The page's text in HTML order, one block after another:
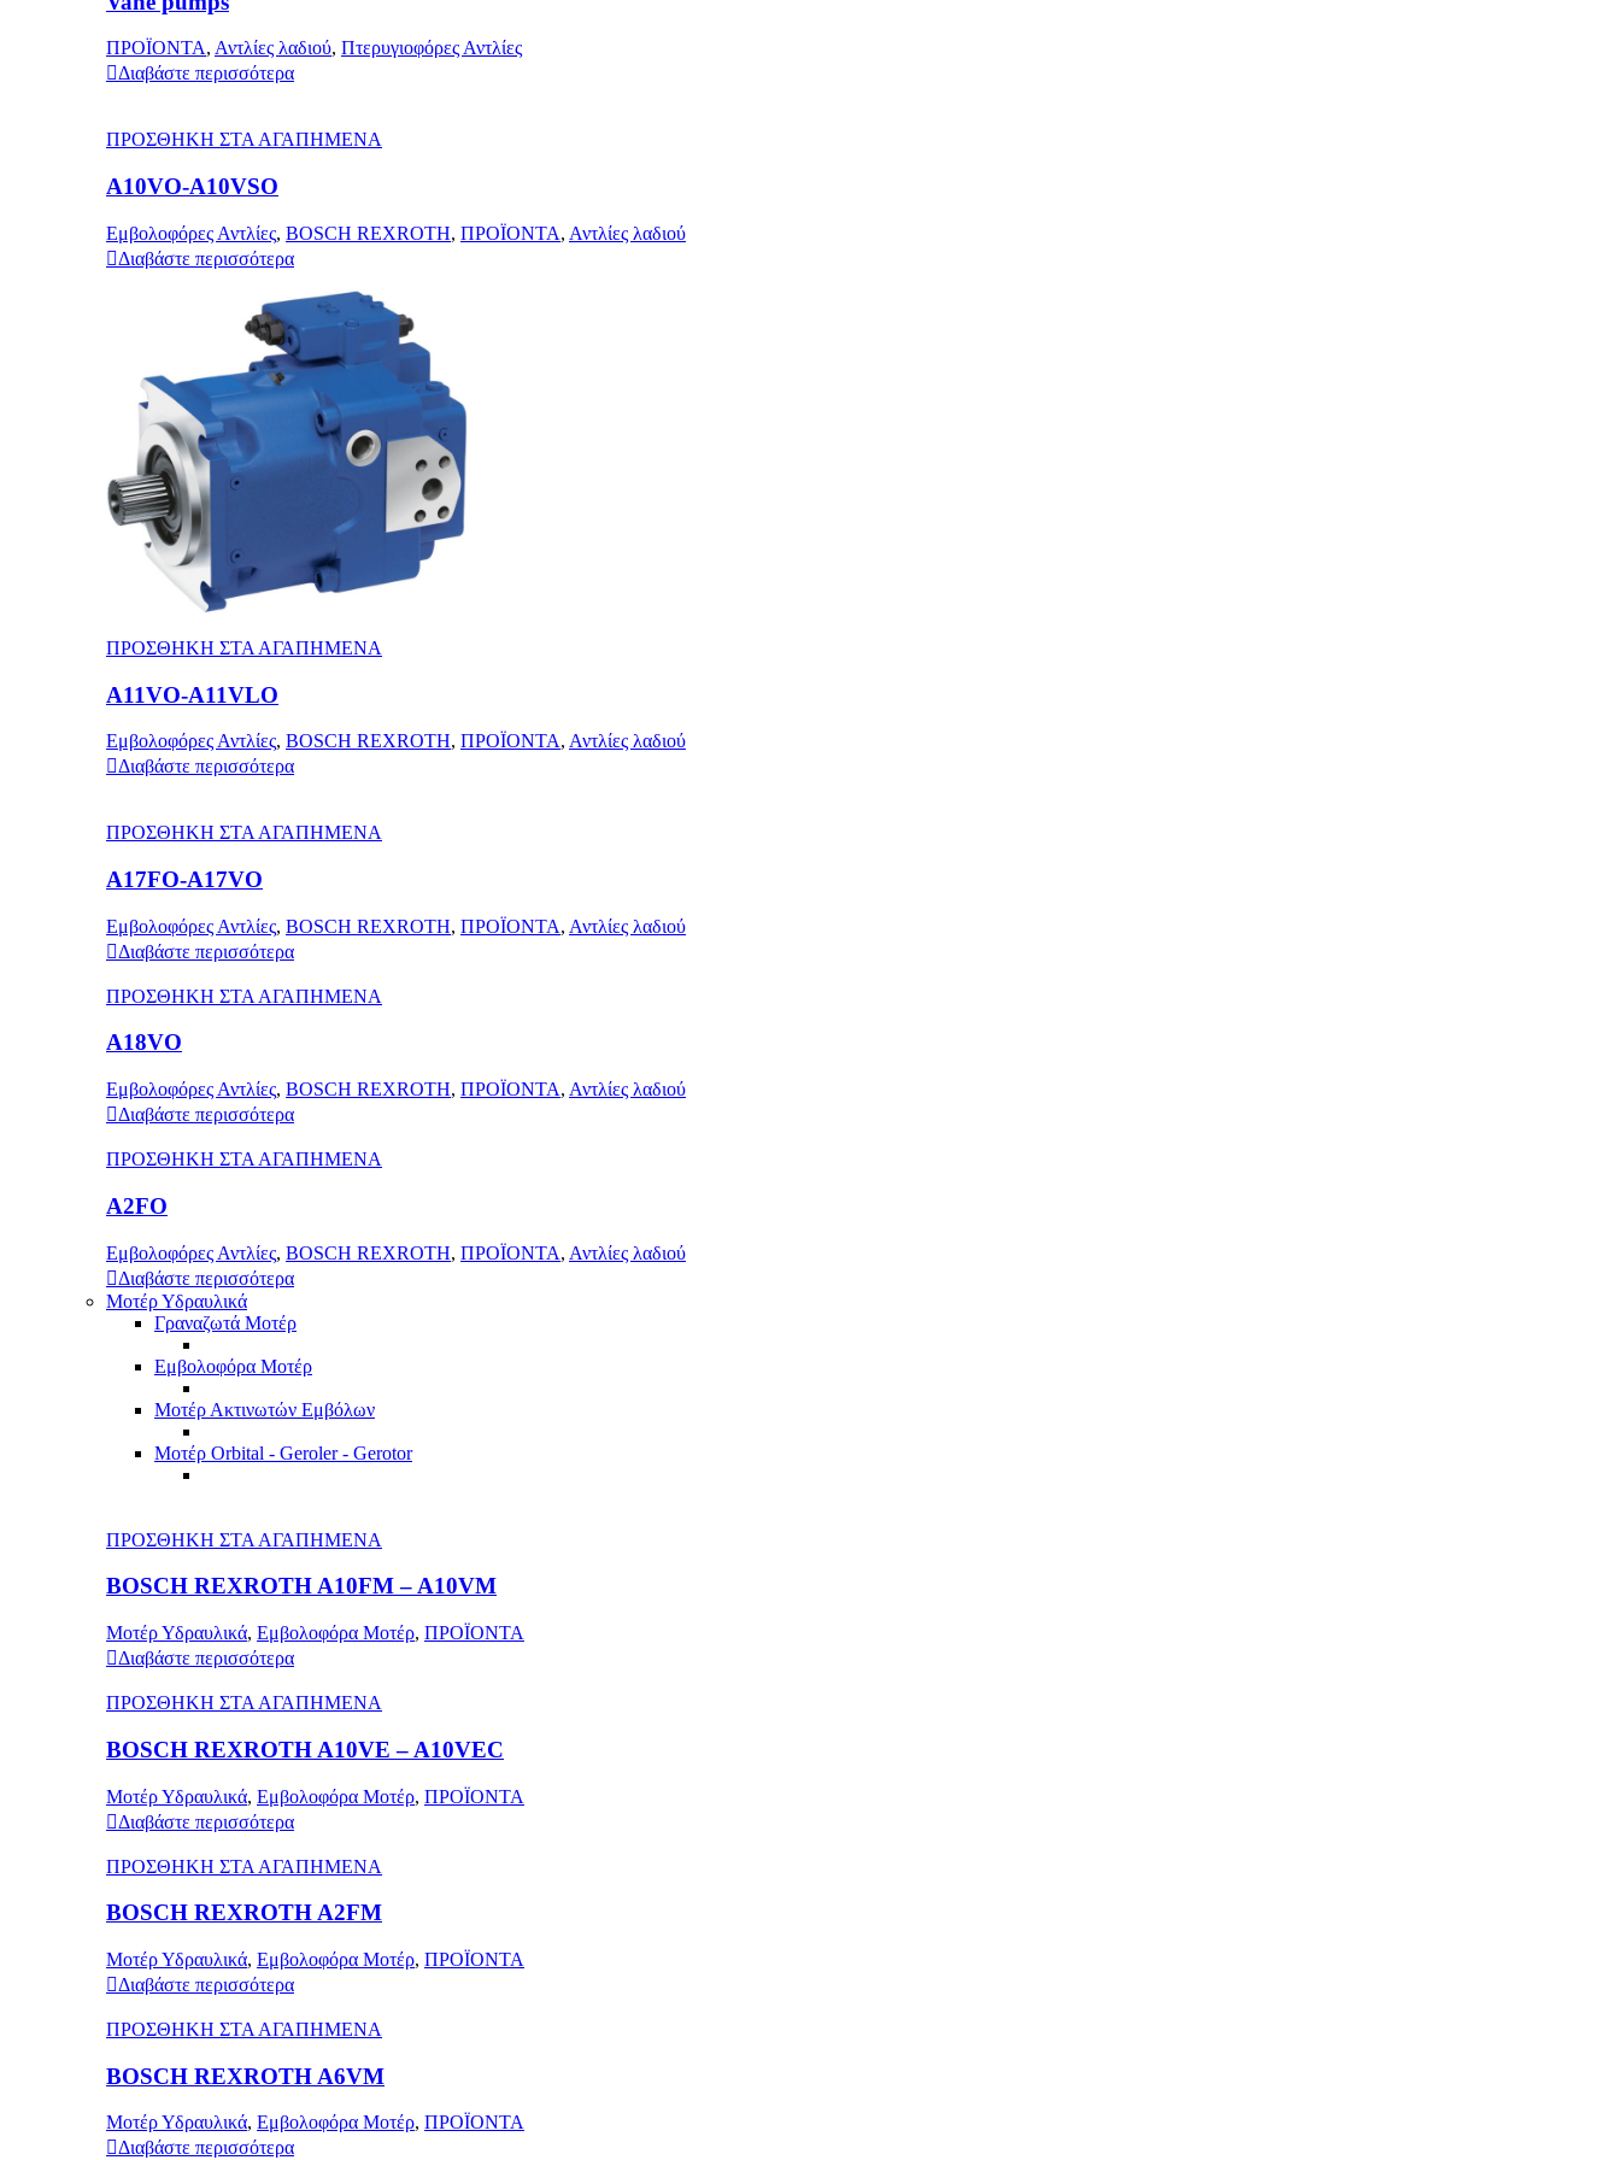
ΠΡΟΪΟΝΤΑ, Αντλίες λαδιού, Πτερυγιοφόρες Αντλίες
Διαβάστε περισσότερα
ΠΡΟΣΘΗΚΗ ΣΤΑ ΑΓΑΠΗΜΕΝΑ
A10VO-A10VSO
Εμβολοφόρες Αντλίες, BOSCH REXROTH, ΠΡΟΪΟΝΤΑ, Αντλίες λαδιού
Διαβάστε περισσότερα
ΠΡΟΣΘΗΚΗ ΣΤΑ ΑΓΑΠΗΜΕΝΑ
A11VO-A11VLO
Εμβολοφόρες Αντλίες, BOSCH REXROTH, ΠΡΟΪΟΝΤΑ, Αντλίες λαδιού
Διαβάστε περισσότερα
ΠΡΟΣΘΗΚΗ ΣΤΑ ΑΓΑΠΗΜΕΝΑ
A17FO-A17VO
Εμβολοφόρες Αντλίες, BOSCH REXROTH, ΠΡΟΪΟΝΤΑ, Αντλίες λαδιού
Διαβάστε περισσότερα
ΠΡΟΣΘΗΚΗ ΣΤΑ ΑΓΑΠΗΜΕΝΑ
A18VO
Εμβολοφόρες Αντλίες, BOSCH REXROTH, ΠΡΟΪΟΝΤΑ, Αντλίες λαδιού
Διαβάστε περισσότερα
ΠΡΟΣΘΗΚΗ ΣΤΑ ΑΓΑΠΗΜΕΝΑ
A2FO
Εμβολοφόρες Αντλίες, BOSCH REXROTH, ΠΡΟΪΟΝΤΑ, Αντλίες λαδιού
Διαβάστε περισσότερα
Μοτέρ Υδραυλικά
Γραναζωτά Μοτέρ
Εμβολοφόρα Μοτέρ
Μοτέρ Ακτινωτών Εμβόλων
Μοτέρ Orbital - Geroler - Gerotor
ΠΡΟΣΘΗΚΗ ΣΤΑ ΑΓΑΠΗΜΕΝΑ
BOSCH REXROTH A10FM – A10VM
Μοτέρ Υδραυλικά, Εμβολοφόρα Μοτέρ, ΠΡΟΪΟΝΤΑ
Διαβάστε περισσότερα
ΠΡΟΣΘΗΚΗ ΣΤΑ ΑΓΑΠΗΜΕΝΑ
BOSCH REXROTH A10VE – A10VEC
Μοτέρ Υδραυλικά, Εμβολοφόρα Μοτέρ, ΠΡΟΪΟΝΤΑ
Διαβάστε περισσότερα
ΠΡΟΣΘΗΚΗ ΣΤΑ ΑΓΑΠΗΜΕΝΑ
BOSCH REXROTH A2FM
Μοτέρ Υδραυλικά, Εμβολοφόρα Μοτέρ, ΠΡΟΪΟΝΤΑ
Διαβάστε περισσότερα
ΠΡΟΣΘΗΚΗ ΣΤΑ ΑΓΑΠΗΜΕΝΑ
BOSCH REXROTH A6VM
Μοτέρ Υδραυλικά, Εμβολοφόρα Μοτέρ, ΠΡΟΪΟΝΤΑ
Διαβάστε περισσότερα